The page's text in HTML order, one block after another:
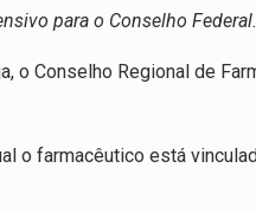
para o Conselho
o Conselho Regional de
o farmacêutico está